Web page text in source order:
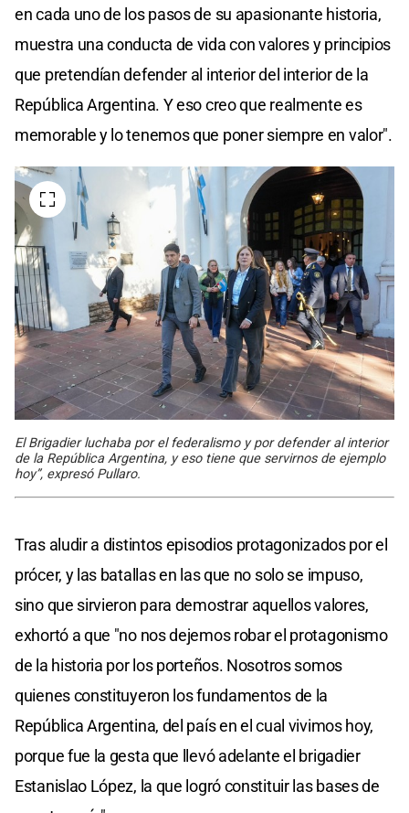
en cada uno de los pasos de su apasionante historia,
muestra una conducta de vida con valores y principios
que pretendían defender al interior del interior de la
República Argentina. Y eso creo que realmente es
memorable y lo tenemos que poner siempre en valor".
El Brigadier luchaba por el federalismo y por defender al interior
de la República Argentina, y eso tiene que servirnos de ejemplo
hoy”, expresó Pullaro.
Tras aludir a distintos episodios protagonizados por el
prócer, y las batallas en las que no solo se impuso,
sino que sirvieron para demostrar aquellos valores,
exhortó a que "no nos dejemos robar el protagonismo
de la historia por los porteños. Nosotros somos
quienes constituyeron los fundamentos de la
República Argentina, del país en el cual vivimos hoy,
porque fue la gesta que llevó adelante el brigadier
Estanislao López, la que logró constituir las bases de